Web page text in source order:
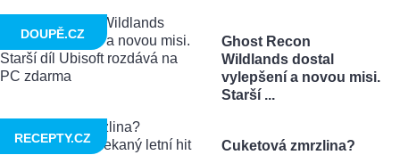
Ghost Recon
Wildlands dostal
vylepšení a novou misi.
Starší ...
DOUPĚ.CZ
Cuketová zmrzlina?
RECEPTY.CZ